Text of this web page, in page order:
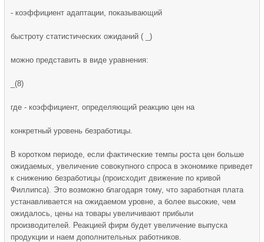
- коэффициент адаптации, показывающий
быстроту статистических ожиданий ( _)
можно представить в виде уравнения:
_(8)
где - коэффициент, определяющий реакцию цен на
конкретный уровень безработицы.
В коротком периоде, если фактические темпы роста цен больше
ожидаемых, увеличение совокупного спроса в экономике приведет
к снижению безработицы (происходит движение по кривой
Филлипса). Это возможно благодаря тому, что заработная плата
устанавливается на ожидаемом уровне, а более высокие, чем
ожидалось, цены на товары увеличивают прибыли
производителей. Реакцией фирм будет увеличение выпуска
продукции и наем дополнительных работников.